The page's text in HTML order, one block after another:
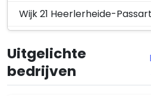
Wijk 21 Heerlerheide-Passart
Wijk 23 De Hei
Wijk 24 Rennemig-Beersdal
Uitgelichte
bedrijven